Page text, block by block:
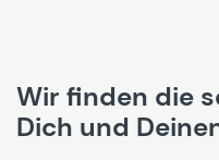
Wir finden die
Dich und